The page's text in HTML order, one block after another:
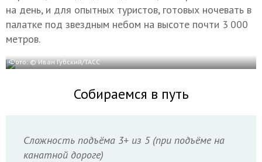
на день, и для опытных туристов, готовых ночевать в
палатке под звездным небом на высоте почти 3 000
метров.
Фото: © Иван Губский/ТАСС
Собираемся в путь
Сложность подъёма 3+ из 5 (при подъёме на
канатной дороге)